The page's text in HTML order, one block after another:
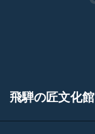
飛騨の匠文化館